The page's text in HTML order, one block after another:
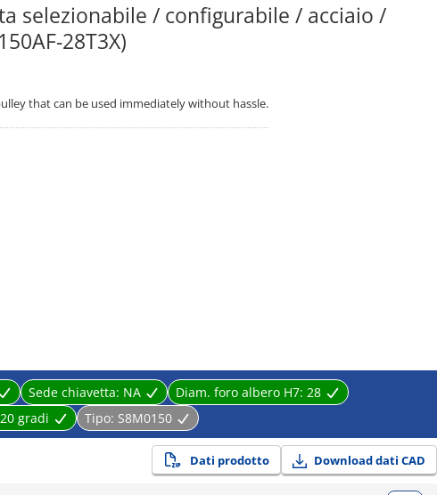
selezionabile / configurabile / acciaio /
28T3X)
that can be used immediately without hassle.
Sede chiavetta: NA Diam. foro albero H7: 28
gradi Tipo: S8M0150
Dati prodotto Download dati CAD